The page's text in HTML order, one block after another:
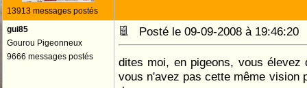
13913 messages postés
gui85
Gourou Pigeonneux
9666 messages postés
Posté le 09-09-2008 à
dites moi, en pigeons, vous élevez
vous n'avez pas cette même vision